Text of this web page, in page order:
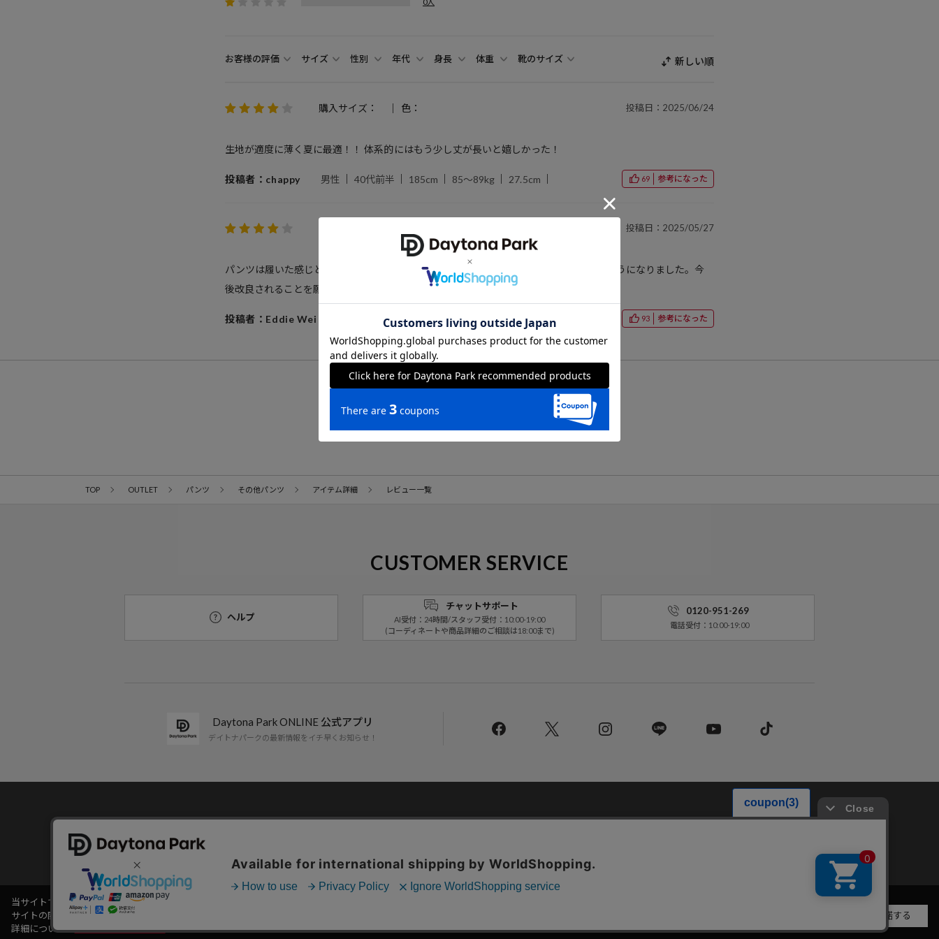
お客様の評価 サイズ 性別 年代 身長 体重 靴のサイズ 新しい順
購入サイズ： 色： 投稿日：2025/06/24
生地が適度に薄く夏に最適！！ 体系的にはもう少し丈が長いと嬉しかった！
投稿者：chappy 男性 40代前半 185cm 85～89kg 27.5cm 69 参考になった
投稿日：2025/05/27
パンツは履いた感じとても綺麗で気に入っていますが、一度洗濯した後にシワが目立つようになりました。今
後改良されることを願っています。このパンツは本当に大好きです！
投稿者：Eddie Wei 20代後半 171cm 50～54kg 27.0cm 93 参考になった
商品詳細へ戻る
TOP OUTLET パンツ その他パンツ アイテム詳細 レビュー一覧
CUSTOMER SERVICE
ヘルプ
チャットサポート
AI受付：24時間/スタッフ受付：10:00-19:00
(コーディネートや商品詳細のご相談は18:00まで)
0120-951-269
電話受付：10:00-19:00
Daytona Park ONLINE 公式アプリ
デイトナパークの最新情報をイチ早くお知らせ！
Copyright © DAYTONA INTERNATIONAL Co.,Ltd All Rights Reserved.
当サイトでは利用体験の向上およびコンテンツの最適な提供、トラフィックの分析を目的としてCookieを使用しています。
サイトの閲覧を継続された場合、Cookieの利用に同意したことものといたします。
詳細についてはプライバシーポリシーをご確認ください。
承諾する